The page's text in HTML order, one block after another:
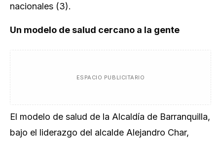
nacionales (3).
Un modelo de salud cercano a la gente
ESPACIO PUBLICITARIO
El modelo de salud de la Alcaldía de Barranquilla,
bajo el liderazgo del alcalde Alejandro Char,